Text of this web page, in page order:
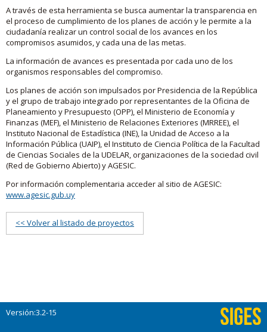
A través de esta herramienta se busca aumentar la transparencia en
el proceso de cumplimiento de los planes de acción y le permite a la
ciudadanía realizar un control social de los avances en los
compromisos asumidos, y cada una de las metas.
La información de avances es presentada por cada uno de los
organismos responsables del compromiso.
Los planes de acción son impulsados por Presidencia de la República
y el grupo de trabajo integrado por representantes de la Oficina de
Planeamiento y Presupuesto (OPP), el Ministerio de Economía y
Finanzas (MEF), el Ministerio de Relaciones Exteriores (MRREE), el
Instituto Nacional de Estadística (INE), la Unidad de Acceso a la
Información Pública (UAIP), el Instituto de Ciencia Política de la Facultad
de Ciencias Sociales de la UDELAR, organizaciones de la sociedad civil
(Red de Gobierno Abierto) y AGESIC.
Por información complementaria acceder al sitio de AGESIC:
www.agesic.gub.uy
<< Volver al listado de proyectos
Versión:3.2-15